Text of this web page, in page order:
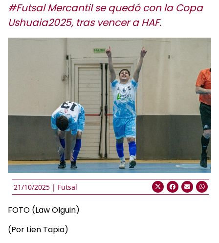
#Futsal Mercantil se quedó con la Copa
Ushuaia2025, tras vencer a HAF.
21/10/2025 | Futsal
FOTO (Law Olguin)
(Por Lien Tapia)